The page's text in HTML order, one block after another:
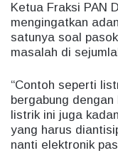
Ketua Fraksi PAN
mengingatkan
satunya soal
masalah di
“Contoh seperti
bergabung
listrik ini juga
yang harus
nanti elektronik